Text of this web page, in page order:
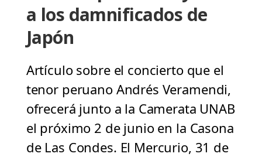
a los damnificados de
Japón
Artículo sobre el concierto que el
tenor peruano Andrés Veramendi,
ofrecerá junto a la Camerata UNAB
el próximo 2 de junio en la Casona
de Las Condes. El Mercurio, 31 de